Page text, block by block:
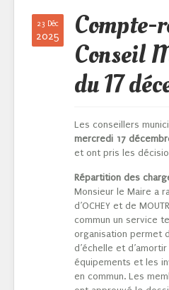
23 Déc
2025
Compte-
Conseil
du 17
Les conseillers
mercredi 17
et ont pris les
Répartition des
Monsieur le Maire a
d’OCHEY et de
commun un service
organisation permet
d’échelle et
équipements et les
en commun. Les